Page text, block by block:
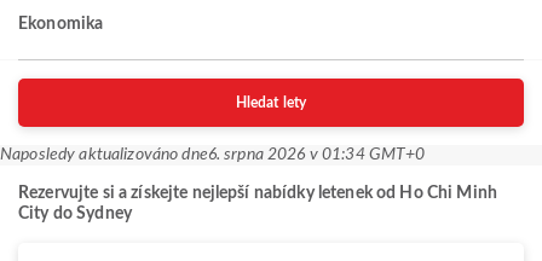
Ekonomika
Hledat lety
Naposledy aktualizováno dne6. srpna 2026 v 01:34 GMT+0
Rezervujte si a získejte nejlepší nabídky letenek od Ho Chi Minh
City do Sydney